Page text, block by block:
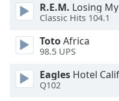
Color
Opacity
R.E.M. Losing
Classic Hits 104.1
TotoAfrica
98.5 UPS
Eagles Hotel
Q102